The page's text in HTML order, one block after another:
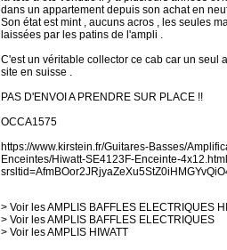
dans un appartement depuis son achat en
Son état est mint , aucuns acros , les seules
laissées par les patins de l'ampli .
C'est un véritable collector ce cab car un seul
site en suisse .
PAS D'ENVOI A PRENDRE SUR PLACE !!
OCCA1575
https://www.kirstein.fr/Guitares-Basses/
Enceintes/Hiwatt-SE4123F-Enceinte-
> Voir les AMPLIS BAFFLES ELECTRIQUES
> Voir les AMPLIS BAFFLES ELECTRIQUES
> Voir les AMPLIS HIWATT